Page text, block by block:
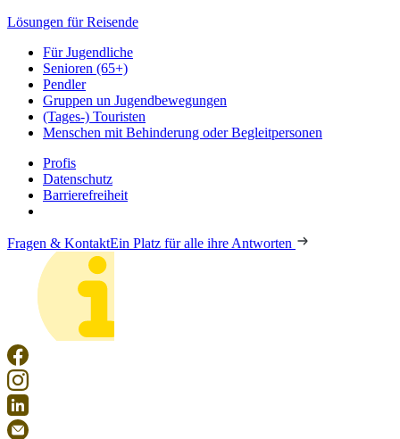
Lösungen für Reisende
Für Jugendliche
Senioren (65+)
Pendler
Gruppen un Jugendbewegungen
(Tages-) Touristen
Menschen mit Behinderung oder Begleitpersonen
Profis
Datenschutz
Barrierefreiheit
Fragen & KontaktEin Platz für alle ihre Antworten